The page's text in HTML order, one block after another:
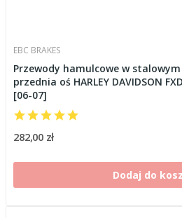
EBC BRAKES
Przewody hamulcowe w stalowym
przednia oś HARLEY DAVIDSON
[06-07]
282,00 zł
Dodaj do